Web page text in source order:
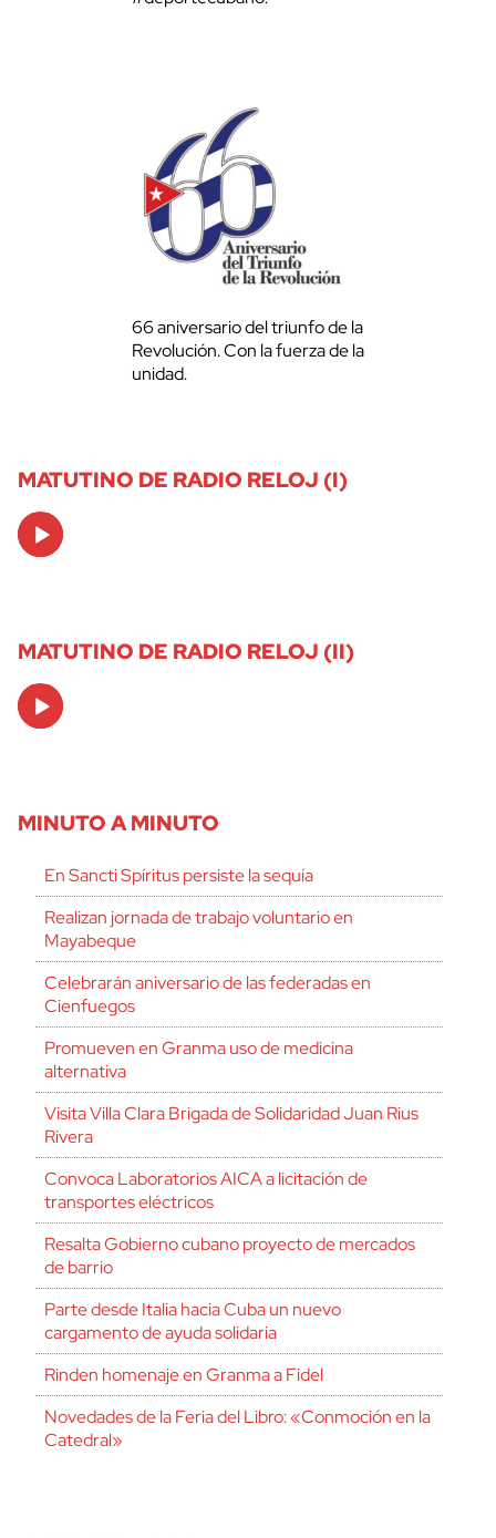
66 aniversario del triunfo de la
Revolución. Con la fuerza de la
unidad.
MATUTINO DE RADIO RELOJ (I)
Audio
Player
MATUTINO DE RADIO RELOJ (II)
Audio
Player
MINUTO A MINUTO
En Sancti Spíritus persiste la sequía
Realizan jornada de trabajo voluntario en
Mayabeque
Celebrarán aniversario de las federadas en
Cienfuegos
Promueven en Granma uso de medicina
alternativa
Visita Villa Clara Brigada de Solidaridad Juan Rius
Rivera
Convoca Laboratorios AICA a licitación de
transportes eléctricos
Resalta Gobierno cubano proyecto de mercados
de barrio
Parte desde Italia hacia Cuba un nuevo
cargamento de ayuda solidaria
Rinden homenaje en Granma a Fidel
Novedades de la Feria del Libro: «Conmoción en la
Catedral»